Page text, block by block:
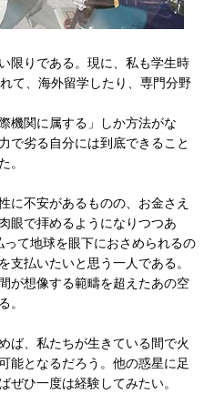
限りである。現に、私も学生時
て、海外留学したり、専門分野
機関に属する」しか方法がな
で劣る自分には到底できること
。
に不安があるものの、お金さえ
眼で拝めるようになりつつあ
て地球を眼下におさめられるの
支払いたいと思う一人である。
が想像する範疇を超えたあの空
。
ば、私たちが生きている間で火
能となるだろう。他の惑星に足
ぜひ一度は経験してみたい。